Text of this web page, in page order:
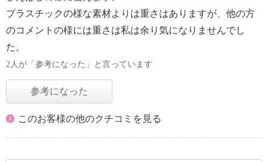
プラスチックの様な素材よりは重さはありますが、他の方
のコメントの様には重さは私は余り気になりませんでし
た。
2人が「参考になった」と言っています
参考になった
このお客様の他のクチコミを見る